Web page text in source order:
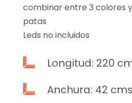
combinar entre 3 colores
patas
Leds no incluidos
 Longitud: 220
 Anchura: 42 cms